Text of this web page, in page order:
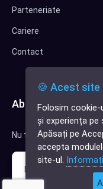
Parteneriate
Cariere
Contact
Abonează-te la
Nu trimitem spam, deci
🍪 Acest
Folosim cookie-
și experiența pe
Apăsați pe
accepta
site-ul.